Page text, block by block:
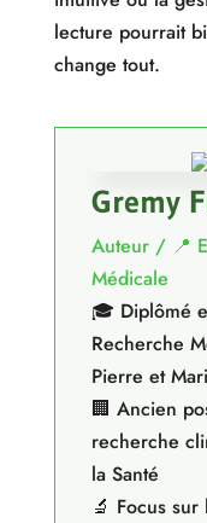
lecture pourrait
change tout.
Gremy
Auteur / 📍
Médicale
🎓 Diplômé
Recherche
Pierre et
🏢 Ancien
recherche
la Santé
🔬 Focus